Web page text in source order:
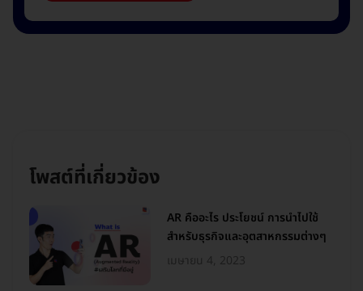
โพสต์ที่เกี่ยวข้อง
AR คืออะไร ประโยชน์ การนำไปใช้
สำหรับธุรกิจและอุตสาหกรรมต่างๆ
เมษายน 4, 2023